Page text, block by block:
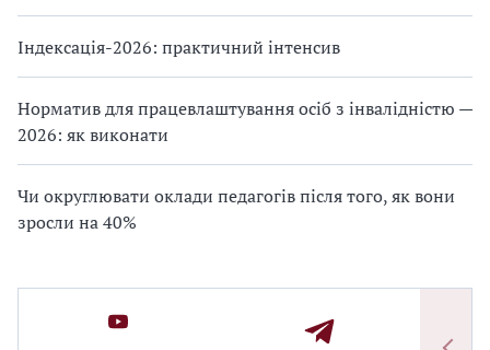
Індексація-2026: практичний інтенсив
Норматив для працевлаштування осіб з інвалідністю —
2026: як виконати
Чи округлювати оклади педагогів після того, як вони
зросли на 40%